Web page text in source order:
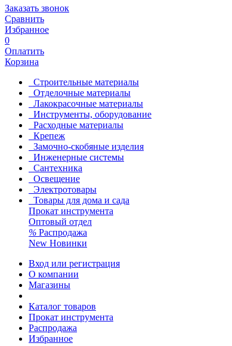
Заказать звонок
Сравнить
Избранное
0
Оплатить
Корзина
Строительные материалы
Отделочные материалы
Лакокрасочные материалы
Инструменты, оборудование
Расходные материалы
Крепеж
Замочно-скобяные изделия
Инженерные системы
Сантехника
Освещение
Электротовары
Товары для дома и сада
Прокат инструмента
Оптовый отдел
% Распродажа
New Новинки
Вход или регистрация
О компании
Магазины
Каталог товаров
Прокат инструмента
Распродажа
Избранное